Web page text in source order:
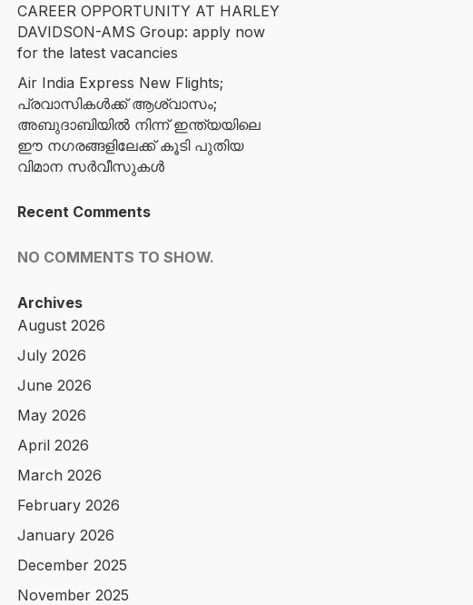
CAREER OPPORTUNITY AT HARLEY
DAVIDSON-AMS Group: apply now
for the latest vacancies
Air India Express New Flights;
പ്രവാസികൾക്ക് ആശ്വാസം;
അബുദാബിയിൽ നിന്ന് ഇന്ത്യയിലെ
ഈ നഗരങ്ങളിലേക്ക് കൂടി പുതിയ
വിമാന സർവീസുകൾ
Recent Comments
NO COMMENTS TO SHOW.
Archives
August 2026
July 2026
June 2026
May 2026
April 2026
March 2026
February 2026
January 2026
December 2025
November 2025